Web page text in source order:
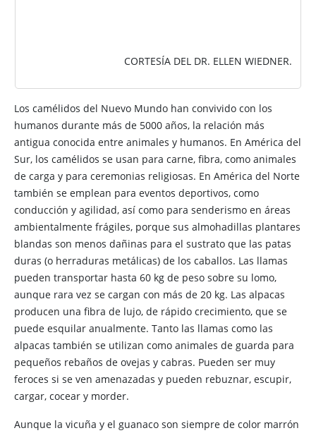
CORTESÍA DEL DR. ELLEN WIEDNER.
Los camélidos del Nuevo Mundo han convivido con los
humanos durante más de 5000 años, la relación más
antigua conocida entre animales y humanos. En América del
Sur, los camélidos se usan para carne, fibra, como animales
de carga y para ceremonias religiosas. En América del Norte
también se emplean para eventos deportivos, como
conducción y agilidad, así como para senderismo en áreas
ambientalmente frágiles, porque sus almohadillas plantares
blandas son menos dañinas para el sustrato que las patas
duras (o herraduras metálicas) de los caballos. Las llamas
pueden transportar hasta 60 kg de peso sobre su lomo,
aunque rara vez se cargan con más de 20 kg. Las alpacas
producen una fibra de lujo, de rápido crecimiento, que se
puede esquilar anualmente. Tanto las llamas como las
alpacas también se utilizan como animales de guarda para
pequeños rebaños de ovejas y cabras. Pueden ser muy
feroces si se ven amenazadas y pueden rebuznar, escupir,
cargar, cocear y morder.
Aunque la vicuña y el guanaco son siempre de color marrón